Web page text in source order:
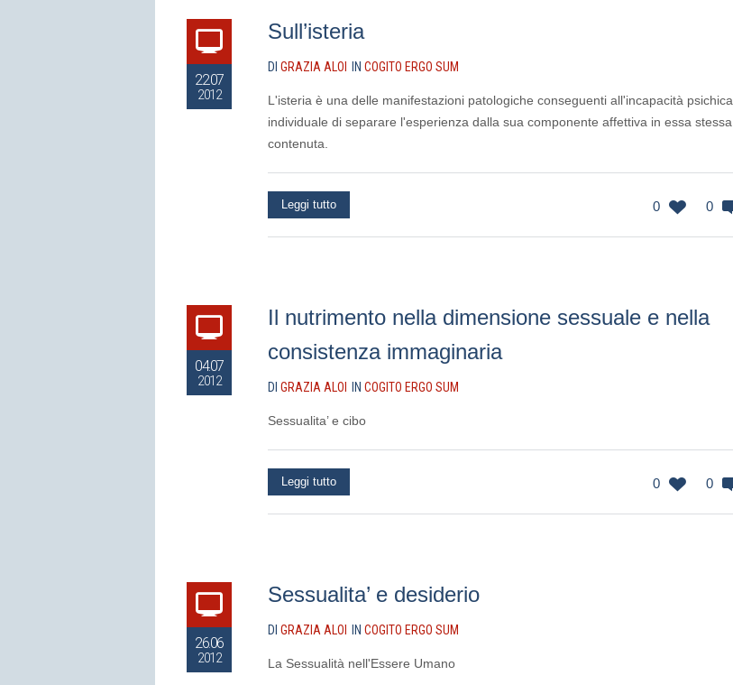
22.07
2012
Sull’isteria
DI GRAZIA ALOI IN COGITO ERGO SUM
L'isteria è una delle manifestazioni patologiche conseguenti all'incapacità psichica
individuale di separare l'esperienza dalla sua componente affettiva in essa stessa
contenuta.
0 0
Leggi tutto
04.07
2012
Il nutrimento nella dimensione sessuale e nella
consistenza immaginaria
DI GRAZIA ALOI IN COGITO ERGO SUM
Sessualita’ e cibo
0 0
Leggi tutto
26.06
2012
Sessualita’ e desiderio
DI GRAZIA ALOI IN COGITO ERGO SUM
La Sessualità nell'Essere Umano